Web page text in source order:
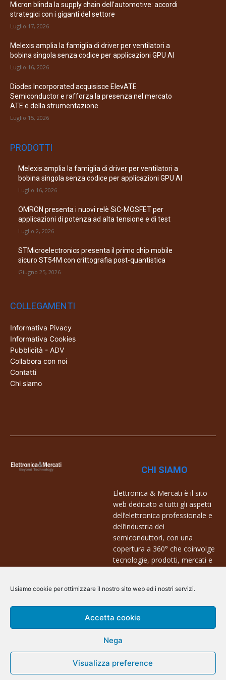
Usiamo cookie per ottimizzare il nostro sito web ed i nostri servizi.
Accetta cookie
Nega
Visualizza preference
Micron blinda la supply chain dell’automotive: accordi
strategici con i giganti del settore
Luglio 17, 2026
Melexis amplia la famiglia di driver per ventilatori a
bobina singola senza codice per applicazioni GPU AI
Luglio 16, 2026
Diodes Incorporated acquisisce ElevATE
Semiconductor e rafforza la presenza nel mercato
ATE e della strumentazione
Luglio 15, 2026
PRODOTTI
Melexis amplia la famiglia di driver per ventilatori a
bobina singola senza codice per applicazioni GPU AI
Luglio 16, 2026
OMRON presenta i nuovi relè SiC-MOSFET per
applicazioni di potenza ad alta tensione e di test
Luglio 2, 2026
STMicroelectronics presenta il primo chip mobile
sicuro ST54M con crittografia post-quantistica
Giugno 25, 2026
COLLEGAMENTI
Informativa Pivacy
Informativa Cookies
Pubblicità - ADV
Collabora con noi
Contatti
Chi siamo
CHI SIAMO
Elettronica & Mercati è il sito
web dedicato a tutti gli aspetti
dell’elettronica professionale e
dell’industria dei
semiconduttori, con una
copertura a 360° che coinvolge
tecnologie, prodotti, mercati e
Contatti:
info@arscommunication.it
@ArsCommunication 2023